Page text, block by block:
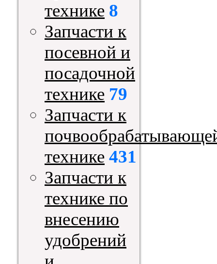
технике 8
Запчасти к
посевной и
посадочной
технике 79
Запчасти к
технике 431
Запчасти к
технике по
внесению
удобрений